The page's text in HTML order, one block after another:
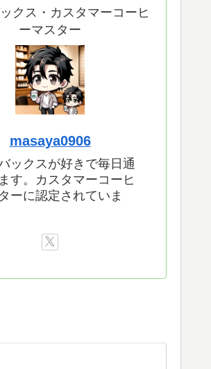
クス・カスタマーコーヒ
ーマスター
masaya0906
ックスが好きで毎日通
す。カスタマーコーヒ
ーに認定されていま